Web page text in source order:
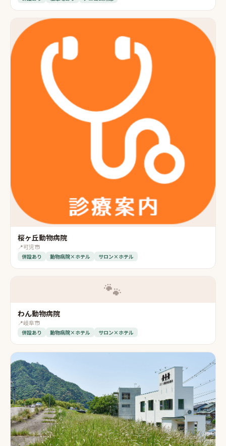
桜ヶ丘動物病院
📍可児市
併設あり 動物病院×ホテル サロン×ホテル
🐾
わん動物病院
📍岐阜市
併設あり 動物病院×ホテル サロン×ホテル